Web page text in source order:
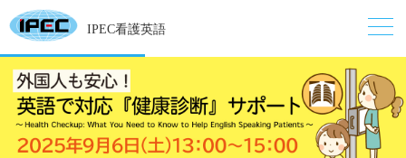
IPEC看護英語